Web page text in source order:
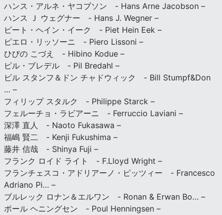
ハンス・アルネ・ヤコブソン - Hans Arne Jacobson –
ハンス Ｊ ウェグナー - Hans J. Wegner –
ピート・ヘイン・イーク - Piet Hein Eek –
ピエロ・リッソーニ - Piero Lissoni –
ひびの こづえ - Hibino Kodue –
ピル・ブレデル - Pil Bredahl –
ビル スタンフ＆ドン チャドウィック - Bill Stumpf&Don
… –
フィリップ スタルク - Philippe Starck –
フェルーチョ・ラビアーニ - Ferruccio Laviani –
深澤 直人 - Naoto Fukasawa –
福嶋 賢二 - Kenji Fukushima –
藤井 信哉 - Shinya Fuji –
フランク ロイド ライト - F.Lloyd Wright –
フランチェスコ・アドリアーノ・ピッツィー - Francesco
Adriano Pi… –
ブルレック ロナン＆エルワン - Ronan & Erwan Bo… –
ポール ヘニングセン - Poul Henningsen –